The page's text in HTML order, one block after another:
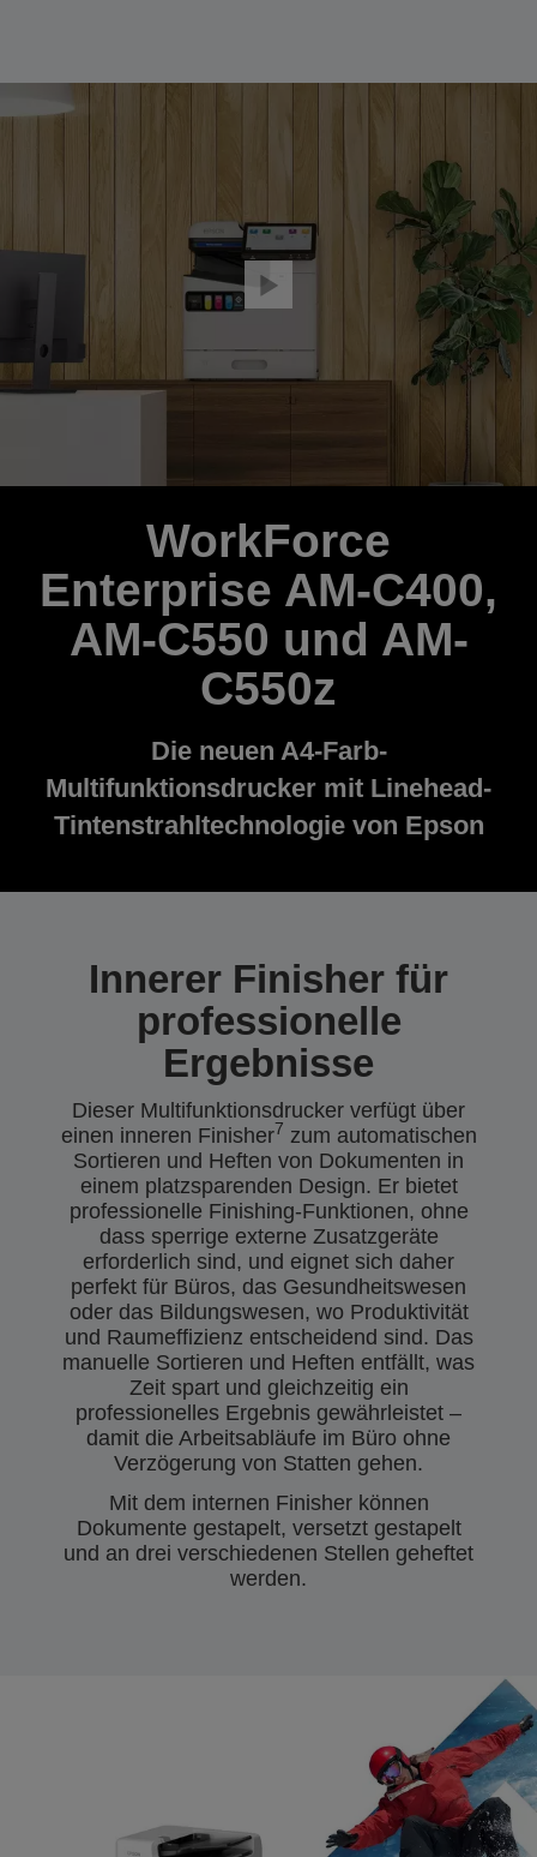
WorkForce
Enterprise AM-C400,
AM-C550 und AM-
C550z
Die neuen A4-Farb-
Multifunktionsdrucker mit Linehead-
Tintenstrahltechnologie von Epson
Innerer Finisher für
professionelle
Ergebnisse
Dieser Multifunktionsdrucker verfügt über
einen inneren Finisher7 zum automatischen
Sortieren und Heften von Dokumenten in
einem platzsparenden Design. Er bietet
professionelle Finishing-Funktionen, ohne
dass sperrige externe Zusatzgeräte
erforderlich sind, und eignet sich daher
perfekt für Büros, das Gesundheitswesen
oder das Bildungswesen, wo Produktivität
und Raumeffizienz entscheidend sind. Das
manuelle Sortieren und Heften entfällt, was
Zeit spart und gleichzeitig ein
professionelles Ergebnis gewährleistet –
damit die Arbeitsabläufe im Büro ohne
Verzögerung von Statten gehen.
Mit dem internen Finisher können
Dokumente gestapelt, versetzt gestapelt
und an drei verschiedenen Stellen geheftet
werden.